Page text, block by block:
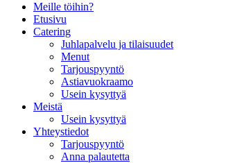
Meille töihin?
Etusivu
Catering
Juhlapalvelu ja tilaisuudet
Menut
Tarjouspyyntö
Astiavuokraamo
Usein kysyttyä
Meistä
Usein kysyttyä
Yhteystiedot
Tarjouspyyntö
Anna palautetta